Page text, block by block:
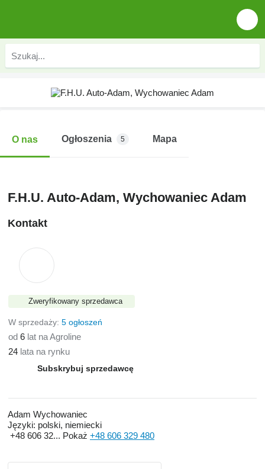
O nas Ogłoszenia 5 Mapa
F.H.U. Auto-Adam, Wychowaniec Adam
Kontakt
Zweryfikowany sprzedawca
W sprzedaży: 5 ogłoszeń
od 6 lat na Agroline
24 lata na rynku
Subskrybuj sprzedawcę
Adam Wychowaniec
Języki: polski, niemiecki
+48 606 32... Pokaż +48 606 329 480